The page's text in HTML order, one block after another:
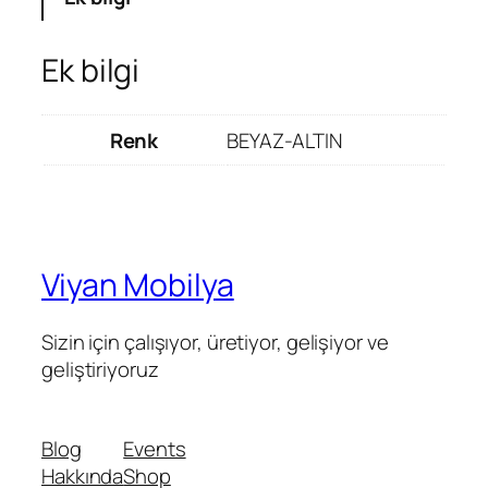
Ek bilgi
Renk BEYAZ-ALTIN
Viyan Mobilya
Sizin için çalışıyor, üretiyor, gelişiyor ve
geliştiriyoruz
Blog
Hakkında
Events
Shop